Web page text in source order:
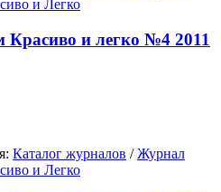
и Легко
и легко №4 2011
Каталог журналов /Журнал
и Легко